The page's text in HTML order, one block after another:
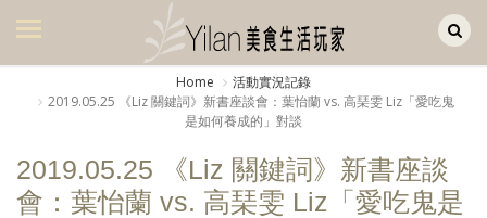
美食集
美飲集
旅遊集
Home
活動實況記錄
2019.05.25 《Liz 關鍵詞》新書座談會：葉怡蘭 vs. 高琹雯 Liz「愛吃鬼
是如何養成的」對談
2019.05.25 《Liz 關鍵詞》新書座談
會：葉怡蘭 vs. 高琹雯 Liz「愛吃鬼是